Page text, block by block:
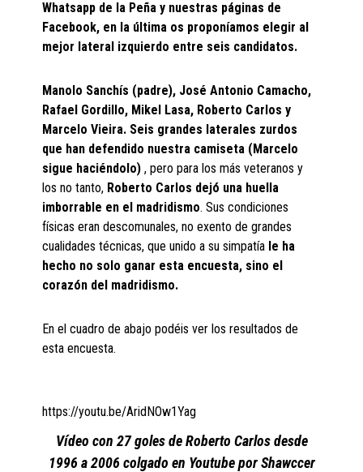
Whatsapp de la Peña y nuestras páginas de
Facebook, en la última os proponíamos elegir al
mejor lateral izquierdo entre seis candidatos.
Manolo Sanchís (padre), José Antonio Camacho,
Rafael Gordillo, Mikel Lasa, Roberto Carlos y
Marcelo Vieira. Seis grandes laterales zurdos
que han defendido nuestra camiseta (Marcelo
sigue haciéndolo) , pero para los más veteranos y
los no tanto, Roberto Carlos dejó una huella
imborrable en el madridismo. Sus condiciones
físicas eran descomunales, no exento de grandes
cualidades técnicas, que unido a su simpatía le ha
hecho no solo ganar esta encuesta, sino el
corazón del madridismo.
En el cuadro de abajo podéis ver los resultados de
esta encuesta.
https://youtu.be/AridNOw1Yag
Vídeo con 27 goles de Roberto Carlos desde
1996 a 2006 colgado en Youtube por Shawccer